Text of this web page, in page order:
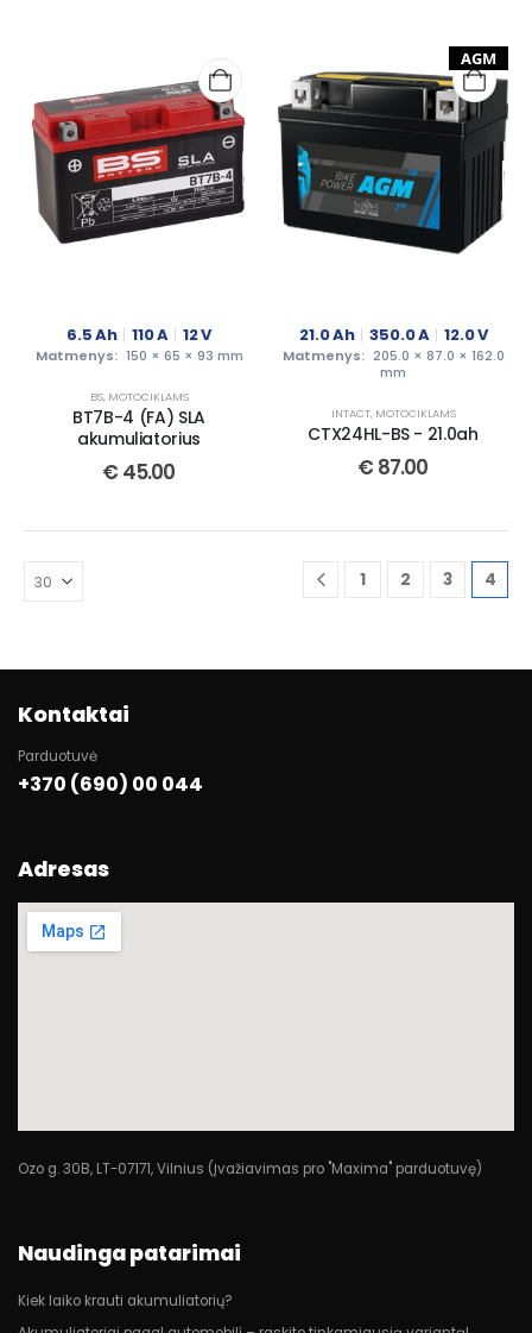
6.5Ah 110A 12V
Matmenys: 150 × 65 × 93 mm
BS, MOTOCIKLAMS
BT7B-4 (FA) SLA
akumuliatorius
€ 45.00
AGM
21.0Ah 350.0A 12.0V
Matmenys: 205.0 × 87.0 × 162.0
mm
INTACT, MOTOCIKLAMS
CTX24HL-BS - 21.0ah
€ 87.00
1 2 3 4
Kontaktai
Parduotuvė
+370 (690) 00 044
Adresas
Ozo g. 30B, LT-07171, Vilnius (Įvažiavimas pro "Maxima" parduotuvę)
Naudinga patarimai
Kiek laiko krauti akumuliatorių?